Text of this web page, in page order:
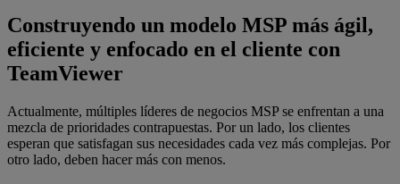
Construyendo un modelo MSP más ágil,
eficiente y enfocado en el cliente con
TeamViewer
Actualmente, múltiples líderes de negocios MSP se enfrentan a una
mezcla de prioridades contrapuestas. Por un lado, los clientes
esperan que satisfagan sus necesidades cada vez más complejas. Por
otro lado, deben hacer más con menos.